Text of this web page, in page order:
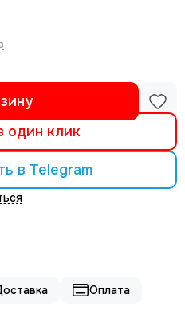
один клик
в Telegram
Оплата